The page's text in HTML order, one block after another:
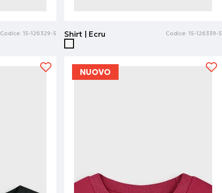
Codice: 15-126329-5 Shirt | Ecru Codice: 15-126339-5
NUOVO